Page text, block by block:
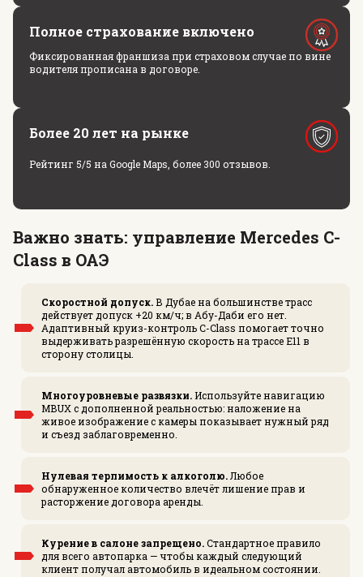
Полное страхование включено
Фиксированная франшиза при страховом случае по вине
водителя прописана в договоре.
Более 20 лет на рынке
Рейтинг 5/5 на Google Maps, более 300 отзывов.
Важно знать: управление Mercedes C-
Class в ОАЭ
Скоростной допуск.В Дубае на большинстве трасс
действует допуск +20 км/ч; в Абу-Даби его нет.
Адаптивный круиз-контроль C-Class помогает точно
выдерживать разрешённую скорость на трассе E11 в
сторону столицы.
Многоуровневые развязки.Используйте навигацию
MBUX с дополненной реальностью: наложение на
живое изображение с камеры показывает нужный ряд
и съезд заблаговременно.
Нулевая терпимость к алкоголю. Любое
обнаруженное количество влечёт лишение прав и
расторжение договора аренды.
Курение в салоне запрещено.Стандартное правило
для всего автопарка — чтобы каждый следующий
клиент получал автомобиль в идеальном состоянии.